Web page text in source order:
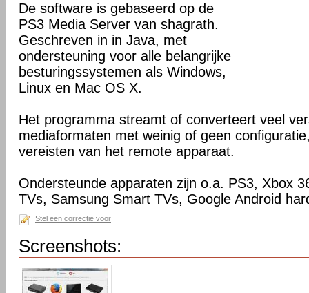
De software is gebaseerd op de
PS3 Media Server van shagrath.
Geschreven in in Java, met
ondersteuning voor alle belangrijke
besturingssystemen als Windows,
Linux en Mac OS X.
Het programma streamt of converteert veel
mediaformaten met weinig of geen
vereisten van het remote apparaat.
Ondersteunde apparaten zijn o.a. PS3, Xbox
TVs, Samsung Smart TVs, Google Android
Stel een correctie voor
Screenshots: